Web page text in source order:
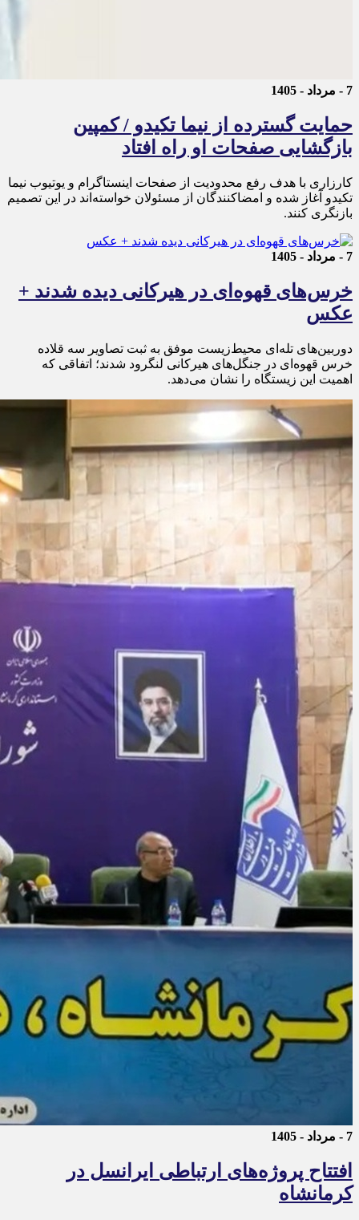
7 - مرداد - 1405
حمایت گسترده از نیما تکیدو / کمپین
بازگشایی صفحات او راه افتاد
کارزاری با هدف رفع محدودیت از صفحات اینستاگرام و یوتیوب نیما
تکیدو آغاز شده و امضاکنندگان از مسئولان خواسته‌اند در این تصمیم
بازنگری کنند.
7 - مرداد - 1405
خرس‌های قهوه‌ای در هیرکانی دیده شدند +
عکس
دوربین‌های تله‌ای محیط‌زیست موفق به ثبت تصاویر سه قلاده
خرس قهوه‌ای در جنگل‌های هیرکانی لنگرود شدند؛ اتفاقی که
اهمیت این زیستگاه را نشان می‌دهد.
7 - مرداد - 1405
افتتاح پروژه‌های ارتباطی ایرانسل در
کرمانشاه